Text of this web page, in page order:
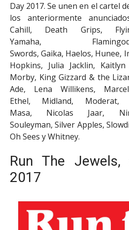
Day 2017. Se unen en el cartel
los anteriormente
Cahill, Death Grips,
Yamaha,
Swords, Gaika, Haelos, Hunee,
Hopkins, Julia Jacklin,
Morby, King Gizzard & the
Ade, Lena Willikens,
Ethel, Midland, Moderat,
Masa, Nicolas Jaar,
Souleyman, Silver Apples,
Oh Sees y Whitney.
Run The
2017